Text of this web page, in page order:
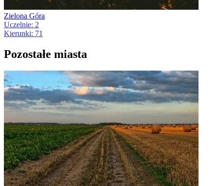
Zielona Góra
Uczelnie: 2
Kierunki: 71
Pozostałe miasta